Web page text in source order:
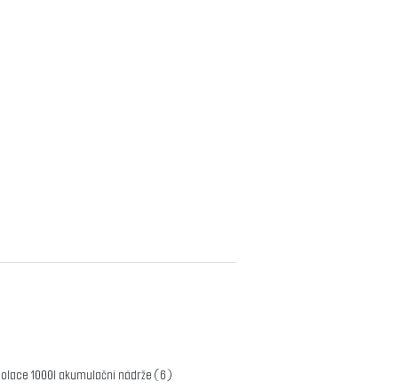
1000l akumulační nádrže (6)